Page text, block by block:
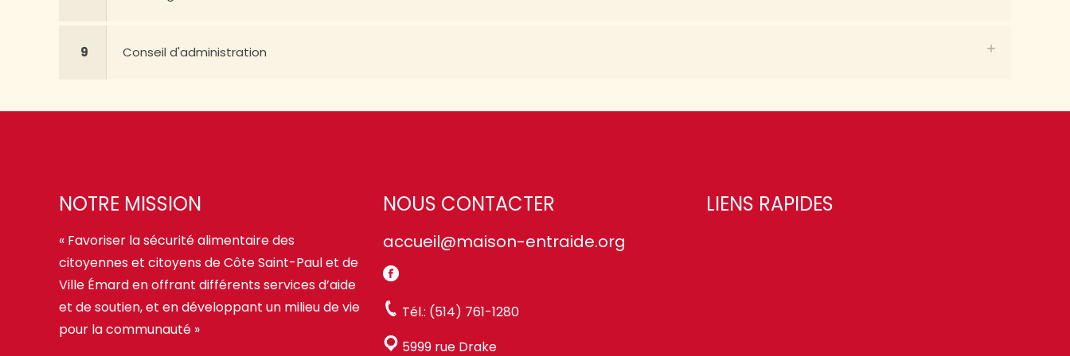
9 Conseil d'administration
NOTRE MISSION
« Favoriser la sécurité alimentaire des
citoyennes et citoyens de Côte Saint-Paul et de
Ville Émard en offrant différents services d’aide
et de soutien, et en développant un milieu de vie
pour la communauté »
NOUS CONTACTER
accueil@maison-entraide.org
Tél.: (514) 761-1280
5999 rue Drake
LIENS RAPIDES